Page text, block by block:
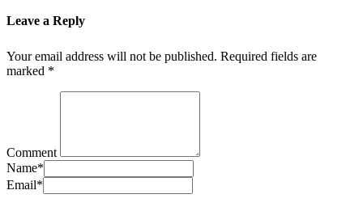
Leave a Reply
Your email address will not be published. Required fields are
marked *
Comment
Name*
Email*